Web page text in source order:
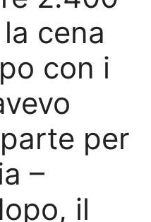
cena
con i
per
–
il